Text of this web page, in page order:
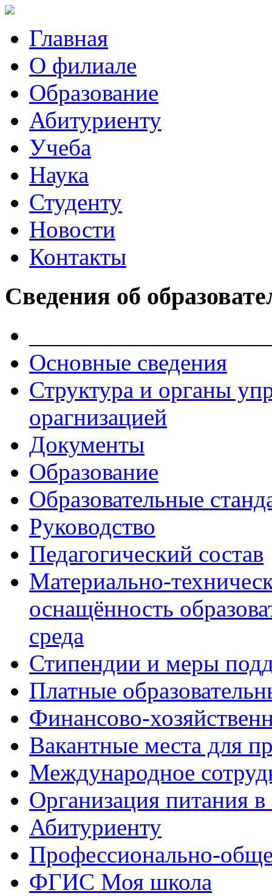
Главная
О филиале
Образование
Абитуриенту
Учеба
Наука
Студенту
Новости
Контакты
Сведения об
Основные сведения
Структура и органы
орагнизацией
Документы
Образование
Образовательные
Руководство
Педагогический состав
Материально-
оснащённость
среда
Стипендии и меры
Платные
Финансово-
Вакантные места для
Международное
Организация питания в
Абитуриенту
Профессионально-
ФГИС Моя школа